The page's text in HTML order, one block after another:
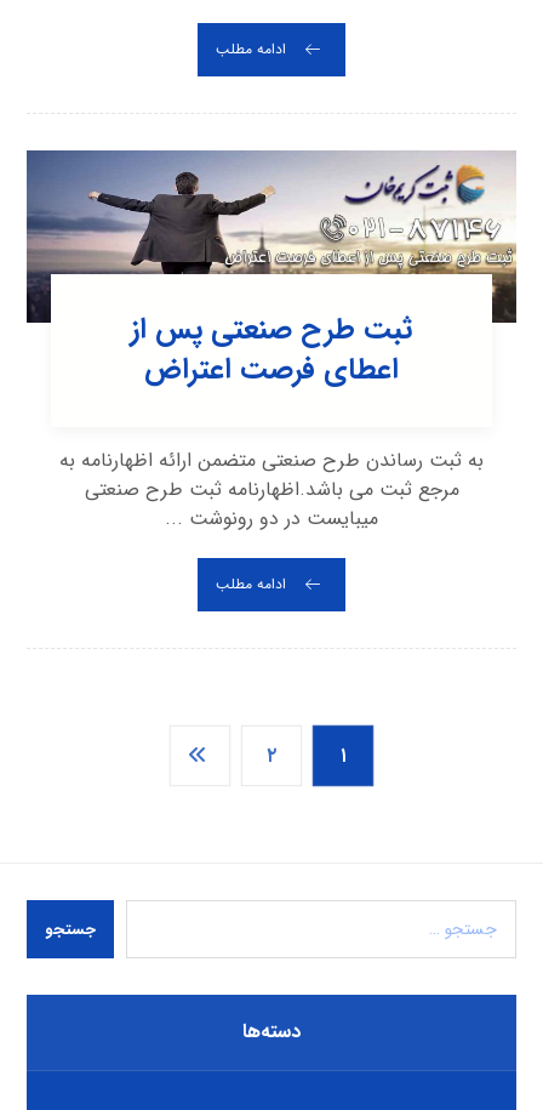
ادامه مطلب
ثبت طرح صنعتی پس از
اعطای فرصت اعتراض
به ثبت رساندن طرح صنعتی متضمن ارائه اظهارنامه به
مرجع ثبت می باشد.اظهارنامه ثبت طرح صنعتی
میبایست در دو رونوشت ...
ادامه مطلب
۱ ۲
جستجو
دسته‌ها